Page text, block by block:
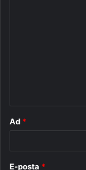
Ad *
E-posta *